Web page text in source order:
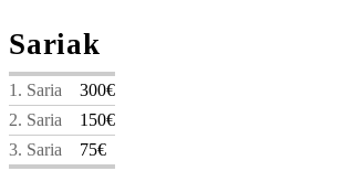
Sariak
1. Saria
300€
2. Saria
150€
3. Saria
75€